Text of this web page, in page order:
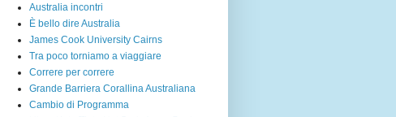
Australia incontri
È bello dire Australia
James Cook University Cairns
Tra poco torniamo a viaggiare
Correre per correre
Grande Barriera Corallina Australiana
Cambio di Programma